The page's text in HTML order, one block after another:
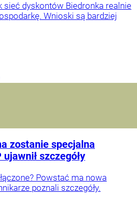
sieć dyskontów Biedronka realnie
Wnioski są bardziej
zostanie specjalna
szczegóły
Powstać ma nowa
poznali szczegóły.